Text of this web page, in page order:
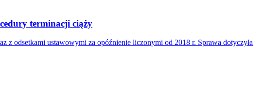
terminacji ciąży
z odsetkami ustawowymi za opóźnienie liczonymi od 2018 r. Sprawa dotyczyła